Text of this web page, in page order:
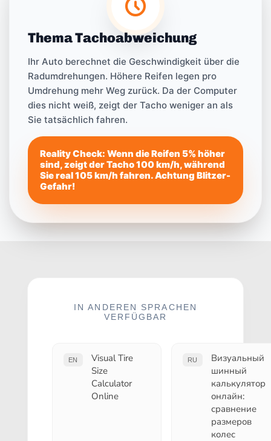
Thema Tachoabweichung
Ihr Auto berechnet die Geschwindigkeit über die
Radumdrehungen. Höhere Reifen legen pro
Umdrehung mehr Weg zurück. Da der Computer
dies nicht weiß, zeigt der Tacho weniger an als
Sie tatsächlich fahren.
Reality Check: Wenn die Reifen 5% höher
sind, zeigt der Tacho 100 km/h, während
Sie real 105 km/h fahren. Achtung Blitzer-
Gefahr!
IN ANDEREN SPRACHEN
VERFÜGBAR
EN
Visual Tire
Size
Calculator
Online
RU
Визуальный
шинный
калькулятор
онлайн:
сравнение
размеров
колес